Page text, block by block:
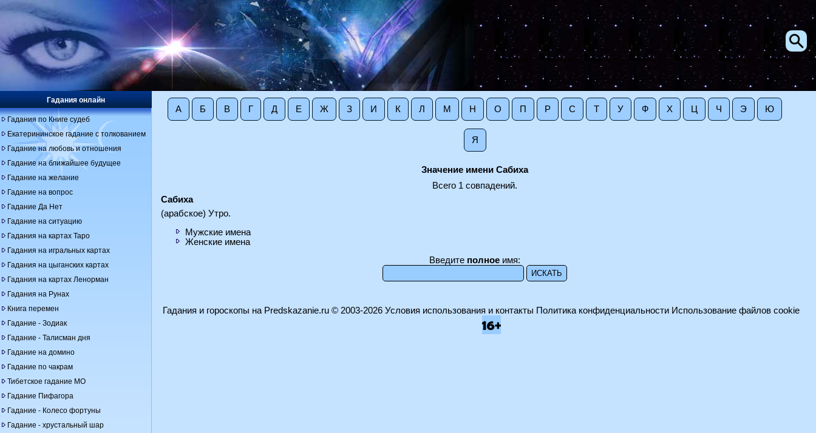
А Б В Г Д Е Ж З И К Л М Н О П Р С Т У Ф Х Ц Ч Э Ю
Я
Значение имени Сабиха
Всего 1 совпадений.
Сабиха
(арабское) Утро.
Мужские имена
Женские имена
Введите полное имя:
Гадания онлайн
Гадания по Книге судеб
Екатерининское гадание с толкованием
Гадание на любовь и отношения
Гадание на ближайшее будущее
Гадание на желание
Гадание на вопрос
Гадание Да Нет
Гадание на ситуацию
Гадания на картах Таро
Гадания на игральных картах
Гадания на цыганских картах
Гадания на картах Ленорман
Гадания на Рунах
Книга перемен
Гадание - Зодиак
Гадание - Талисман дня
Гадание на домино
Гадание по чакрам
Тибетское гадание МО
Гадание Пифагора
Гадание - Колесо фортуны
Гадание - хрустальный шар
Гадания и гороскопы на Predskazanie.ru© 2003-2026 Условия использования и контакты Политика конфиденциальности Использование файлов cookie